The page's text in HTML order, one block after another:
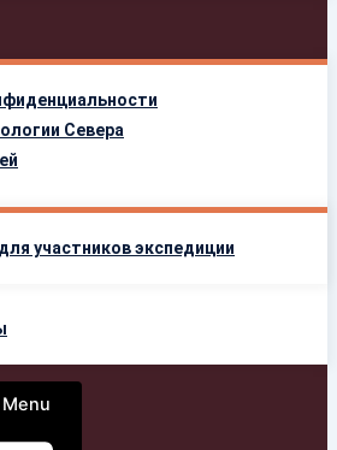
Севера
участников экспедиции